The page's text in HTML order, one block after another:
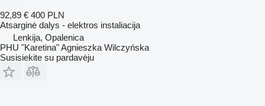
92,89 € 400 PLN
Atsarginė dalys - elektros instaliacija
Lenkija, Opalenica
PHU "Karetina" Agnieszka Wilczyńska
Susisiekite su pardavėju